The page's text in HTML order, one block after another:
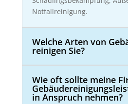
Notfallreinigung.
Welche Arten von
reinigen Sie?
Wie oft sollte meine
in Anspruch nehmen?